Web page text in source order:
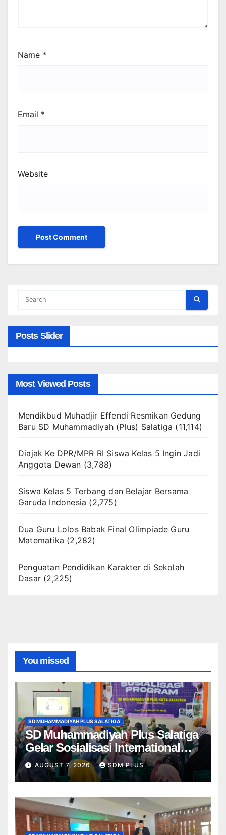
Name *
Email *
Website
Posts Slider
Most Viewed Posts
Mendikbud Muhadjir Effendi Resmikan Gedung
Baru SD Muhammadiyah (Plus) Salatiga (11,114)
Diajak Ke DPR/MPR RI Siswa Kelas 5 Ingin Jadi
Anggota Dewan (3,788)
Siswa Kelas 5 Terbang dan Belajar Bersama
Garuda Indonesia (2,775)
Dua Guru Lolos Babak Final Olimpiade Guru
Matematika (2,282)
Penguatan Pendidikan Karakter di Sekolah
Dasar (2,225)
You missed
SD MUHAMMADIYAH PLUS SALATIGA
SD Muhammadiyah Plus Salatiga
Gelar Sosialisasi International
Class Program, Wali Murid Kenali
Program ICP dari Kelas 1–6
AUGUST 7, 2026 SDM PLUS